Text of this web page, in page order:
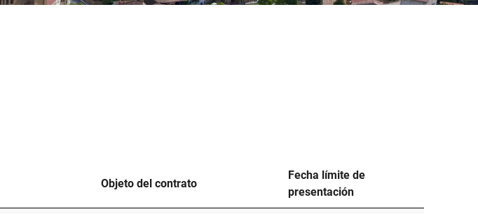
Objeto del contrato
Fecha límite de
presentación